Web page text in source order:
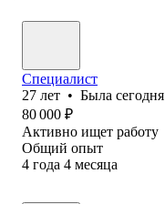
Специалист
27 лет • Была сегодня
80 000 ₽
Активно ищет работу
Общий опыт
4 года 4 месяца